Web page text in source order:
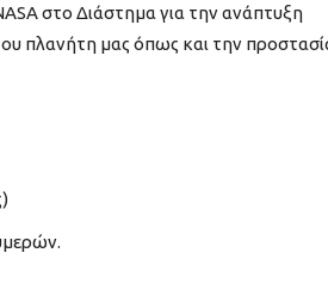
στο Διάστημα για την ανάπτυξη
πλανήτη μας όπως και την